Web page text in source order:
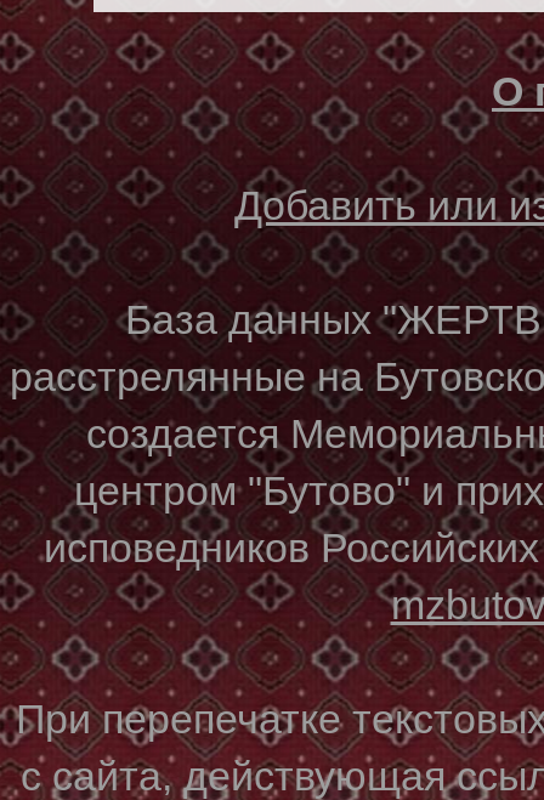
О
Добавить или
База данных
расстрелянные на
создается
центром "Бутово" и
исповедников
При перепечатке
с сайта, действующая